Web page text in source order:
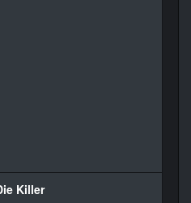
Killer